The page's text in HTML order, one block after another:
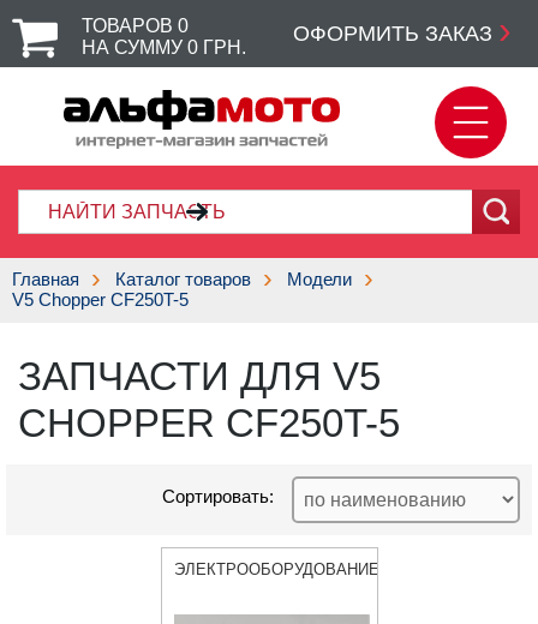
ТОВАРОВ 0
НА СУММУ 0 ГРН.
ОФОРМИТЬ ЗАКАЗ
Главная Каталог товаров
Модели
V5 Chopper CF250T-5
ЗАПЧАСТИ ДЛЯ V5
CHOPPER CF250T-5
Сортировать:
ЭЛЕКТРООБОРУДОВАНИЕ